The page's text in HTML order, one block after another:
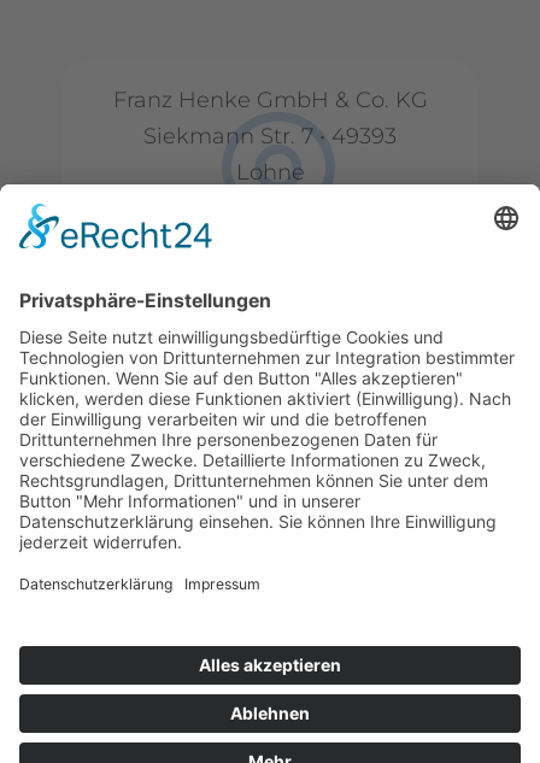
Franz Henke GmbH & Co. KG
Siekmann Str. 7 • 49393
Lohne
T+49 (0) 4442 9240-0
Minfo@henke-
kunststoffe.de
© 2026 Franz Henke GmbH & Co. KG
Impressum
Datenschutz
Hinweisgeberschutzgesetz